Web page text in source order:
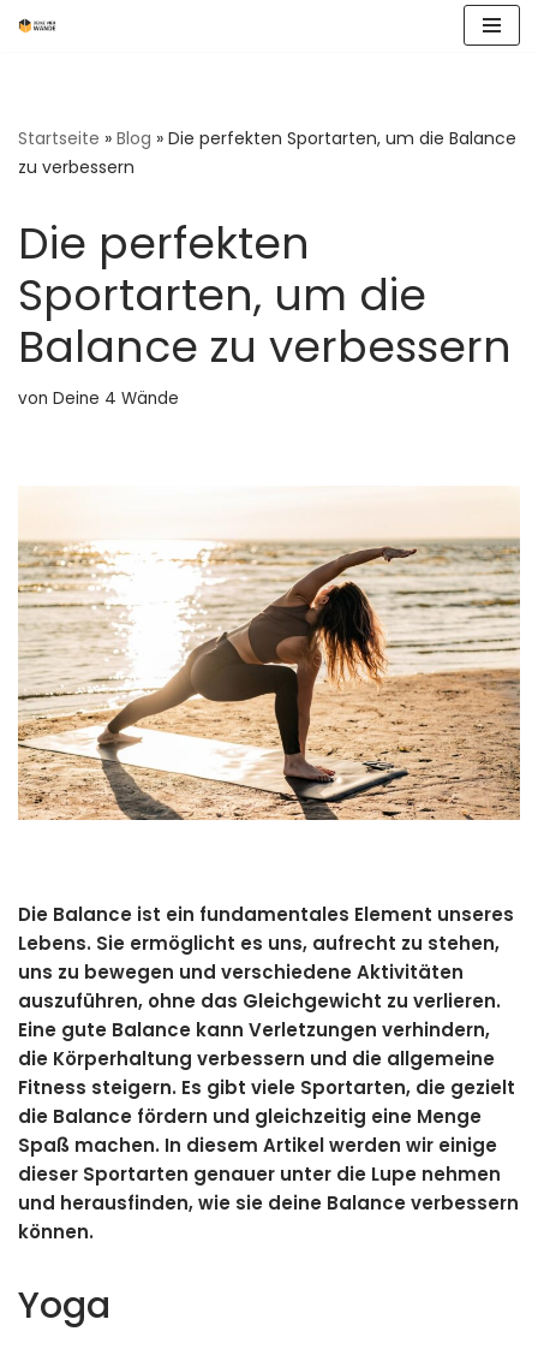
Startseite » Blog » Die perfekten Sportarten, um die Balance
zu verbessern
Die perfekten
Sportarten, um die
Balance zu verbessern
von Deine 4 Wände
Die Balance ist ein fundamentales Element unseres
Lebens. Sie ermöglicht es uns, aufrecht zu stehen,
uns zu bewegen und verschiedene Aktivitäten
auszuführen, ohne das Gleichgewicht zu verlieren.
Eine gute Balance kann Verletzungen verhindern,
die Körperhaltung verbessern und die allgemeine
Fitness steigern. Es gibt viele Sportarten, die gezielt
die Balance fördern und gleichzeitig eine Menge
Spaß machen. In diesem Artikel werden wir einige
dieser Sportarten genauer unter die Lupe nehmen
und herausfinden, wie sie deine Balance verbessern
können.
Yoga